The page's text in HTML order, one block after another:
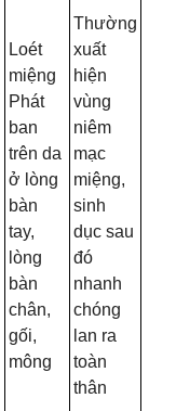
Loét
miệng
Phát
ban
trên da
ở lòng
bàn
tay,
lòng
bàn
chân,
gối,
mông
Thường
xuất
hiện
vùng
niêm
mạc
miệng,
sinh
dục sau
đó
nhanh
chóng
lan ra
toàn
thân